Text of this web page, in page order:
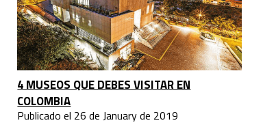
4 MUSEOS QUE DEBES VISITAR EN
COLOMBIA
Publicado el 26 de January de 2019